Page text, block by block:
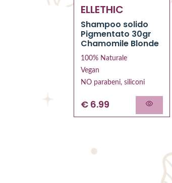
ELLETHIC
Shampoo solido
Pigmentato 30gr
Chamomile Blonde
100% Naturale
Vegan
NO parabeni, siliconi
€ 6.99